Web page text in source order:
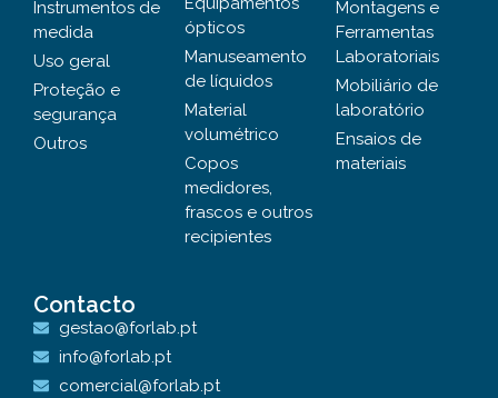
Instrumentos de
medida
Uso geral
Proteção e
segurança
Outros
ópticos
Manuseamento
de líquidos
Material
volumétrico
Copos
medidores,
frascos e outros
recipientes
Montagens e
Ferramentas
Laboratoriais
Mobiliário de
laboratório
Ensaios de
materiais
Contacto
gestao@forlab.pt
info@forlab.pt
comercial@forlab.pt